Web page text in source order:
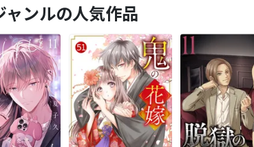
ャンルの人気作品